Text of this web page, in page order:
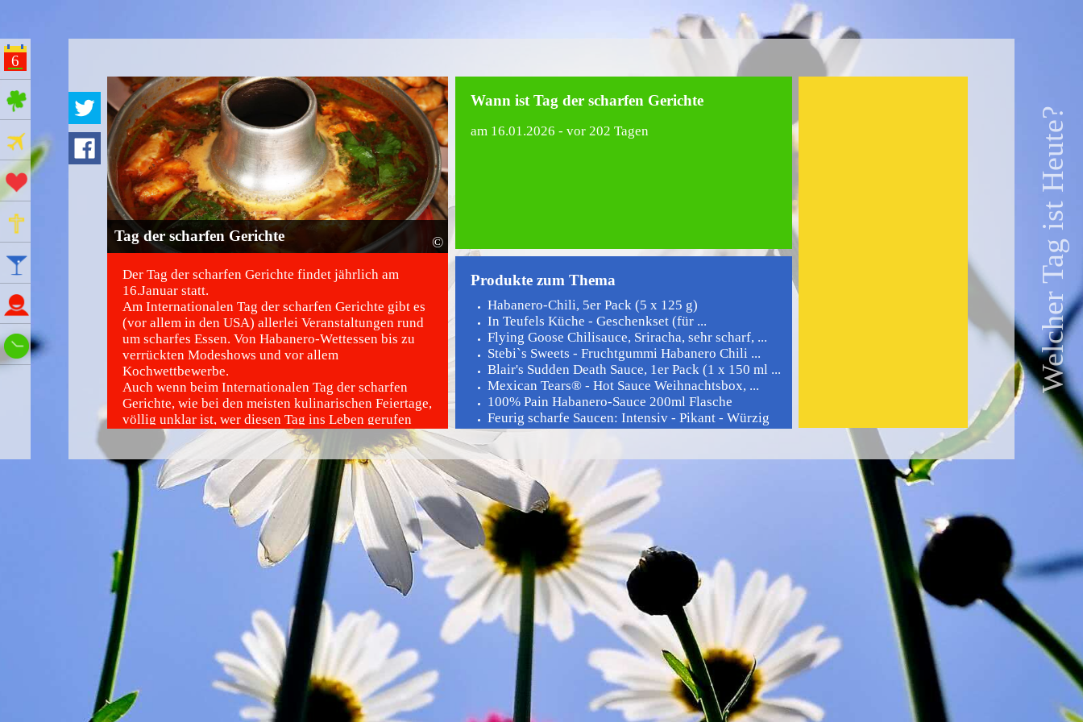
Welcher Tag ist Heute?
6
ges Feiertage
Ferien
Aktionstage
Gedenktage
Namenstage
Wie spät ist es?
Tag der scharfen Gerichte ©
Der Tag der scharfen Gerichte findet jährlich am
16.Januar statt.
Am Internationalen Tag der scharfen Gerichte gibt es
(vor allem in den USA) allerlei Veranstaltungen rund
um scharfes Essen. Von Habanero-Wettessen bis zu
verrückten Modeshows und vor allem
Kochwettbewerbe.
Auch wenn beim Internationalen Tag der scharfen
Gerichte, wie bei den meisten kulinarischen Feiertage,
völlig unklar ist, wer diesen Tag ins Leben gerufen
hat, ist es doch relativ eindeutig, wie man diesen Tag
am besten feiern sollte.
natürlich mit scharfen Gerichten… Am besten nutzt
man den Feiertag, um gemeinsam mit Freunden und
Familie zu kochen. Es darf auch gern die eine oder
andere Träne fließen.
Wann ist Tag der scharfen Gerichte
am 16.01.2026 - vor 202 Tagen
Produkte zum Thema
Habanero-Chili, 5er Pack (5 x 125 g)
In Teufels Küche - Geschenkset (für ...
Flying Goose Chilisauce, Sriracha, sehr scharf, ...
Stebi`s Sweets - Fruchtgummi Habanero Chili ...
Blair's Sudden Death Sauce, 1er Pack (1 x 150 ml ...
Mexican Tears® - Hot Sauce Weihnachtsbox, ...
100% Pain Habanero-Sauce 200ml Flasche
Feurig scharfe Saucen: Intensiv - Pikant - Würzig